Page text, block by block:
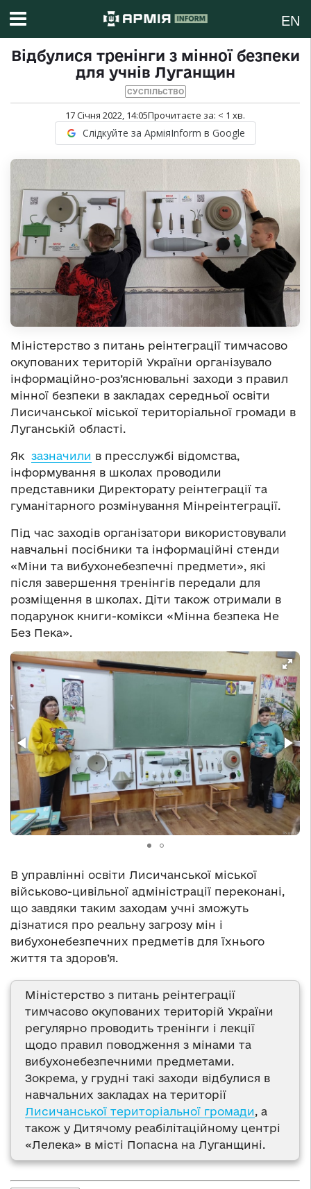
EN
Відбулися тренінги з мінної безпеки
для учнів Луганщин
СУСПІЛЬСТВО
17 Січня 2022, 14:05Прочитаєте за: < 1 хв.
Слідкуйте за АрміяInform в Google
Міністерство з питань реінтеграції тимчасово
окупованих територій України організувало
інформаційно-роз’яснювальні заходи з правил
мінної безпеки в закладах середньої освіти
Лисичанської міської територіальної громади в
Луганській області.
Як зазначили в пресслужбі відомства,
інформування в школах проводили
представники Директорату реінтеграції та
гуманітарного розмінування Мінреінтеграції.
Під час заходів організатори використовували
навчальні посібники та інформаційні стенди
«Міни та вибухонебезпечні предмети», які
після завершення тренінгів передали для
розміщення в школах. Діти також отримали в
подарунок книги-комікси «Мінна безпека Не
Без Пека».
В управлінні освіти Лисичанської міської
військово-цивільної адміністрації переконані,
що завдяки таким заходам учні зможуть
дізнатися про реальну загрозу мін і
вибухонебезпечних предметів для їхнього
життя та здоров’я.
Міністерство з питань реінтеграції
тимчасово окупованих територій України
регулярно проводить тренінги і лекції
щодо правил поводження з мінами та
вибухонебезпечними предметами.
Зокрема, у грудні такі заходи відбулися в
навчальних закладах на території
Лисичанської територіальної громади, а
також у Дитячому реабілітаційному центрі
«Лелека» в місті Попасна на Луганщині.